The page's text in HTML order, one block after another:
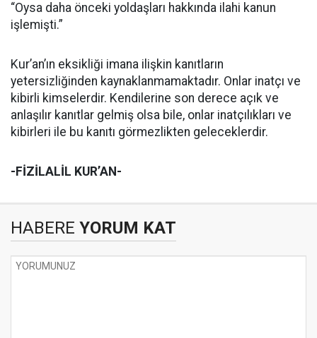
“Oysa daha önceki yoldaşları hakkında ilahi kanun
işlemişti.”
Kur’an’ın eksikliği imana ilişkin kanıtların
yetersizliğinden kaynaklanmamaktadır. Onlar inatçı ve
kibirli kimselerdir. Kendilerine son derece açık ve
anlaşılır kanıtlar gelmiş olsa bile, onlar inatçılıkları ve
kibirleri ile bu kanıtı görmezlikten geleceklerdir.
-FİZİLALİL KUR’AN-
HABERE YORUM KAT